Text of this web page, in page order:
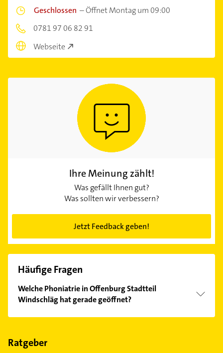
Geschlossen –Öffnet Montag um 09:00
0781 97 06 82 91
Webseite
Ihre Meinung zählt!
Was gefällt Ihnen gut?
Was sollten wir verbessern?
Jetzt Feedback geben!
Häufige Fragen
Welche Phoniatrie in Offenburg Stadtteil
Windschläg hat gerade geöffnet?
Im Anbieter-Bereich finden Sie alleÖffnungszeiten.
Feiertagen abweichen können.
Ratgeber